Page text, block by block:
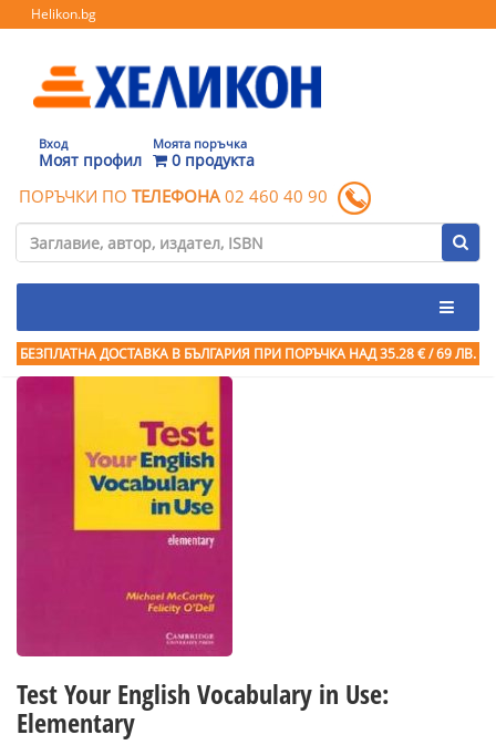
Helikon.bg
Вход
Моят профил
Моята поръчка
0 продукта
ПОРЪЧКИ ПО ТЕЛЕФОНА 02 460 40 90
БЕЗПЛАТНА ДОСТАВКА В БЪЛГАРИЯ ПРИ ПОРЪЧКА НАД 35.28 € / 69 ЛВ.
Test Your English Vocabulary in Use:
Elementary